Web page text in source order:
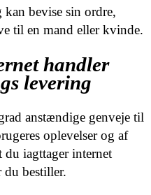
kan bevise sin ordre,
til en mand eller kvinde.
handler
levering
anstændige genveje til
oplevelser og af
iagttager internet
du bestiller.